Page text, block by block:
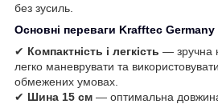
без зусиль.
Основні переваги Krafftec Germany
✔ Компактність і легкість — зручна
легко маневрувати та
обмежених умовах.
✔ Шина 15 см — оптимальна